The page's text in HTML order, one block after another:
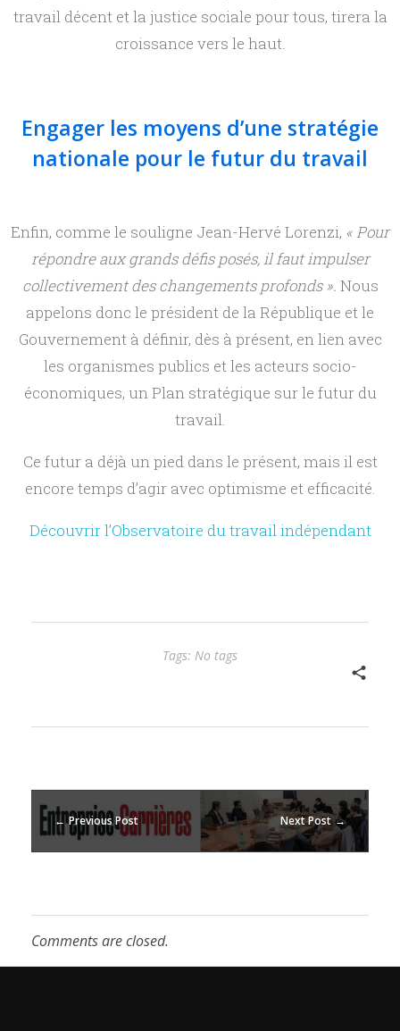
travail décent et la justice sociale pour tous, tirera la
croissance vers le haut.
Engager les moyens d’une stratégie
nationale pour le futur du travail
Enfin, comme le souligne Jean-Hervé Lorenzi, « Pour
répondre aux grands défis posés, il faut impulser
collectivement des changements profonds ». Nous
appelons donc le président de la République et le
Gouvernement à définir, dès à présent, en lien avec
les organismes publics et les acteurs socio-
économiques, un Plan stratégique sur le futur du
travail.
Ce futur a déjà un pied dans le présent, mais il est
encore temps d’agir avec optimisme et efficacité.
Découvrir l’Observatoire du travail indépendant
Tags: No tags
Previous Post Next Post
Comments are closed.